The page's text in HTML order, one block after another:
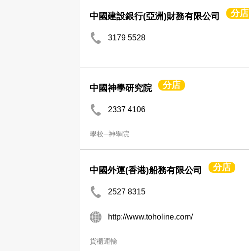
中國建設銀行(亞洲)財務有限公司 分店
3179 5528
中國神學研究院 分店
2337 4106
學校─神學院
中國外運(香港)船務有限公司 分店
2527 8315
http://www.toholine.com/
貨櫃運輸